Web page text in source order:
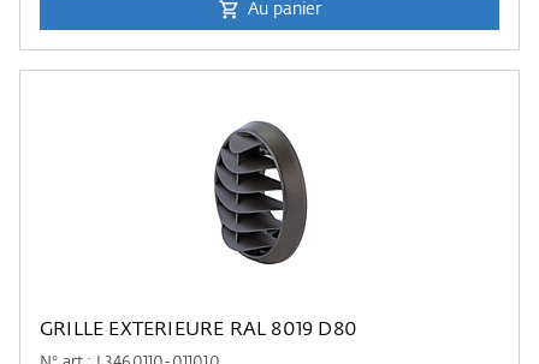
Au panier
GRILLE EXTERIEURE RAL 8019 D80